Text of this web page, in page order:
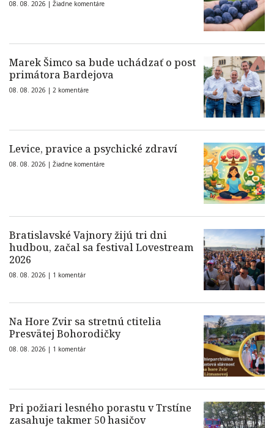
08. 08. 2026 | Žiadne komentáre
Marek Šimco sa bude uchádzať o post
primátora Bardejova
08. 08. 2026 | 2 komentáre
Levice, pravice a psychické zdraví
08. 08. 2026 | Žiadne komentáre
Bratislavské Vajnory žijú tri dni
hudbou, začal sa festival Lovestream
2026
08. 08. 2026 | 1 komentár
Na Hore Zvir sa stretnú ctitelia
Presvätej Bohorodičky
08. 08. 2026 | 1 komentár
Pri požiari lesného porastu v Trstíne
zasahuje takmer 50 hasičov